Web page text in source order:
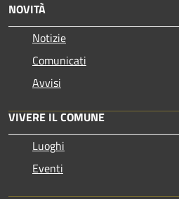
NOVITÀ
Notizie
Comunicati
Avvisi
VIVERE IL COMUNE
Luoghi
Eventi